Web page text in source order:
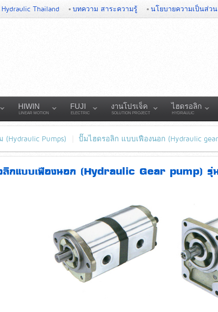
Hydraulic Thailand บทความ สาระความรู้ นโยบายความเป็นส่ว
HIWIN
LINEAR MOTION
FUJI
ELECTRIC
งานโปรเจ็ค
SOLUTION PROJECT
ไฮดรอลิก
HYDRAULIC
(Hydraulic Pumps) ปั๊มไฮดรอลิก แบบเฟืองนอก (Hydraulic
ลิกแบบเฟืองนอก (Hydraulic Gear pump)